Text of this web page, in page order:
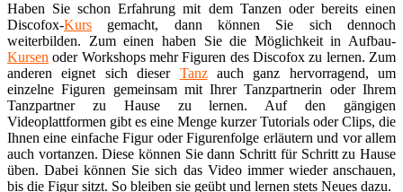
Haben Sie schon Erfahrung mit dem Tanzen oder bereits einen
Discofox-Kurs gemacht, dann können Sie sich dennoch
weiterbilden. Zum einen haben Sie die Möglichkeit in Aufbau-
Kursen oder Workshops mehr Figuren des Discofox zu lernen. Zum
anderen eignet sich dieser Tanzauch ganz hervorragend, um
einzelne Figuren gemeinsam mit Ihrer Tanzpartnerin oder Ihrem
Tanzpartner zu Hause zu lernen. Auf den gängigen
Videoplattformen gibt es eine Menge kurzer Tutorials oder Clips, die
Ihnen eine einfache Figur oder Figurenfolge erläutern und vor allem
auch vortanzen. Diese können Sie dann Schritt für Schritt zu Hause
üben. Dabei können Sie sich das Video immer wieder anschauen,
bis die Figur sitzt. So bleiben sie geübt und lernen stets Neues dazu.